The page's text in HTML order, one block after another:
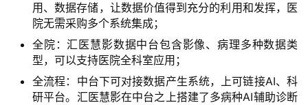
疗
登录
用、数据存储，让数据价值得到充分的利用和发挥，医
院无需采购多个系统集成；
全院：汇医慧影数据中台包含影像、病理多种数据类
型，可以支持医院全科室应用；
全流程：中台下可对接数据产生系统，上可链接AI、科
研平台。汇医慧影在中台之上搭建了多病种AI辅助诊断